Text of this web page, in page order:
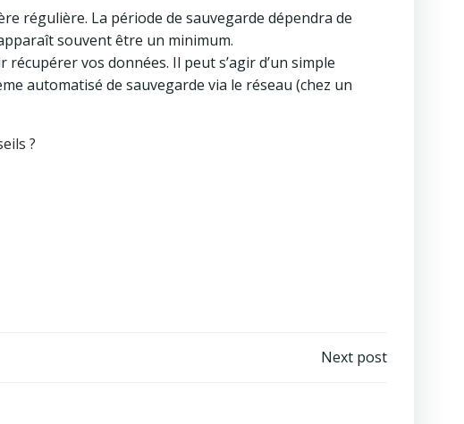
régulière. La période de sauvegarde dépendra de
souvent être un minimum.
vos données. Il peut s’agir d’un simple
automatisé de sauvegarde via le réseau (chez un
?
Next post